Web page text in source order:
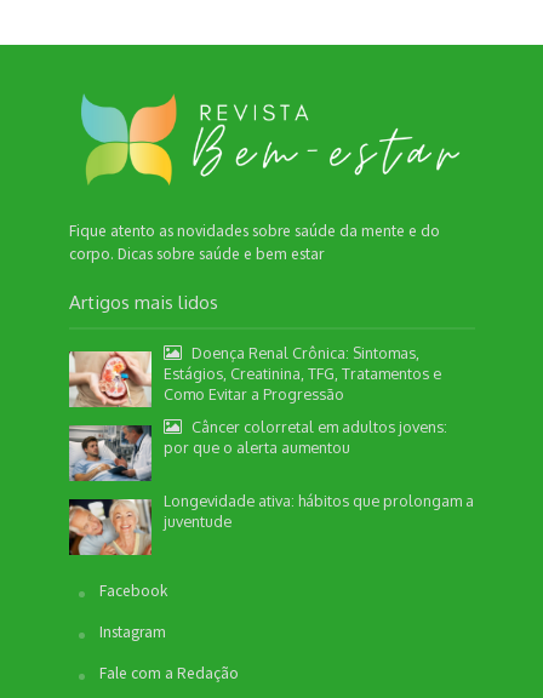
Fique atento as novidades sobre saúde da mente e do
corpo. Dicas sobre saúde e bem estar
Artigos mais lidos
Doença Renal Crônica: Sintomas,
Estágios, Creatinina, TFG, Tratamentos e
Como Evitar a Progressão
Câncer colorretal em adultos jovens:
por que o alerta aumentou
Longevidade ativa: hábitos que prolongam a
juventude
Facebook
Instagram
Fale com a Redação